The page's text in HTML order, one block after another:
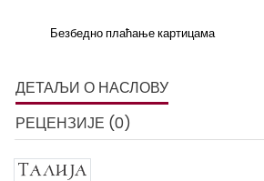
Безбедно плаћање картицама
ДЕТАЉИ О НАСЛОВУ
РЕЦЕНЗИЈЕ (0)